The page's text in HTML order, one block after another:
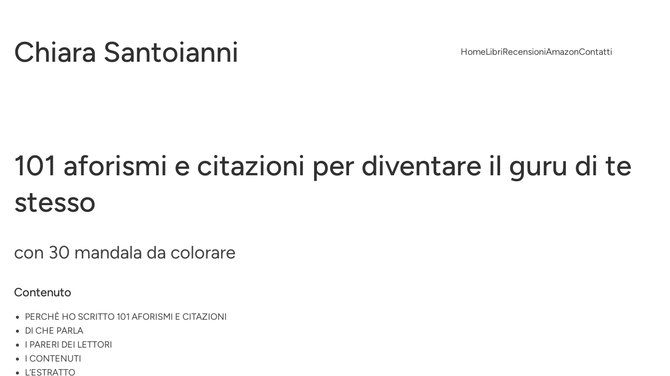
Chiara Santoianni HomeLibriRecensioniAmazonContatti
101 aforismi e citazioni per diventare il guru di te
stesso
con 30 mandala da colorare
Contenuto
PERCHÈ HO SCRITTO 101 AFORISMI E CITAZIONI
DI CHE PARLA
I PARERI DEI LETTORI
I CONTENUTI
L’ESTRATTO